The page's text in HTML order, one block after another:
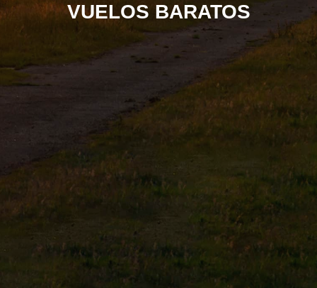
VUELOS BARATOS